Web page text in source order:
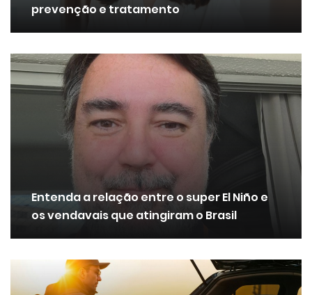
prevenção e tratamento
Entenda a relação entre o super El Niño e
os vendavais que atingiram o Brasil